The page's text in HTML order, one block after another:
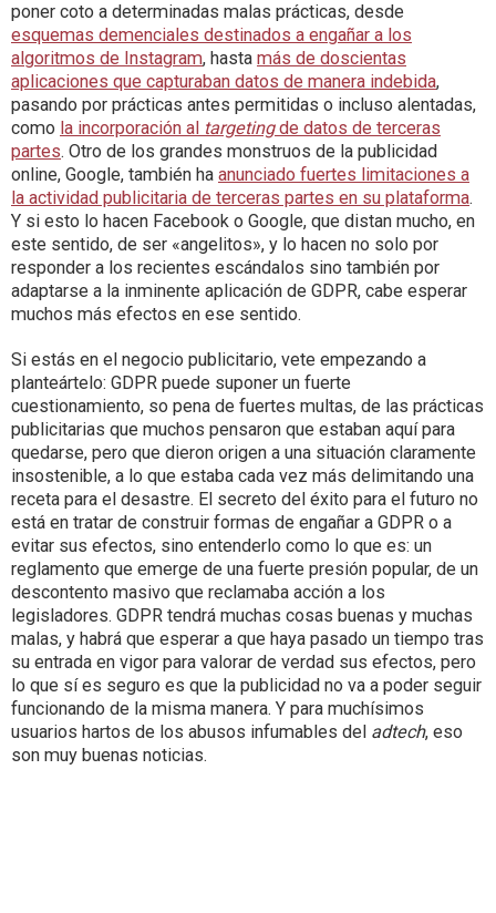
poner coto a determinadas malas prácticas, desde
esquemas demenciales destinados a engañar a los
algoritmos de Instagram, hasta más de doscientas
aplicaciones que capturaban datos de manera indebida,
pasando por prácticas antes permitidas o incluso alentadas,
como la incorporación al targetingde datos de terceras
partes. Otro de los grandes monstruos de la publicidad
online, Google, también ha anunciado fuertes limitaciones a
la actividad publicitaria de terceras partes en su plataforma.
Y si esto lo hacen Facebook o Google, que distan mucho, en
este sentido, de ser «angelitos», y lo hacen no solo por
responder a los recientes escándalos sino también por
adaptarse a la inminente aplicación de GDPR, cabe esperar
muchos más efectos en ese sentido.
Si estás en el negocio publicitario, vete empezando a
planteártelo: GDPR puede suponer un fuerte
cuestionamiento, so pena de fuertes multas, de las prácticas
publicitarias que muchos pensaron que estaban aquí para
quedarse, pero que dieron origen a una situación claramente
insostenible, a lo que estaba cada vez más delimitando una
receta para el desastre. El secreto del éxito para el futuro no
está en tratar de construir formas de engañar a GDPR o a
evitar sus efectos, sino entenderlo como lo que es: un
reglamento que emerge de una fuerte presión popular, de un
descontento masivo que reclamaba acción a los
legisladores. GDPR tendrá muchas cosas buenas y muchas
malas, y habrá que esperar a que haya pasado un tiempo tras
su entrada en vigor para valorar de verdad sus efectos, pero
lo que sí es seguro es que la publicidad no va a poder seguir
funcionando de la misma manera. Y para muchísimos
usuarios hartos de los abusos infumables del adtech, eso
son muy buenas noticias.